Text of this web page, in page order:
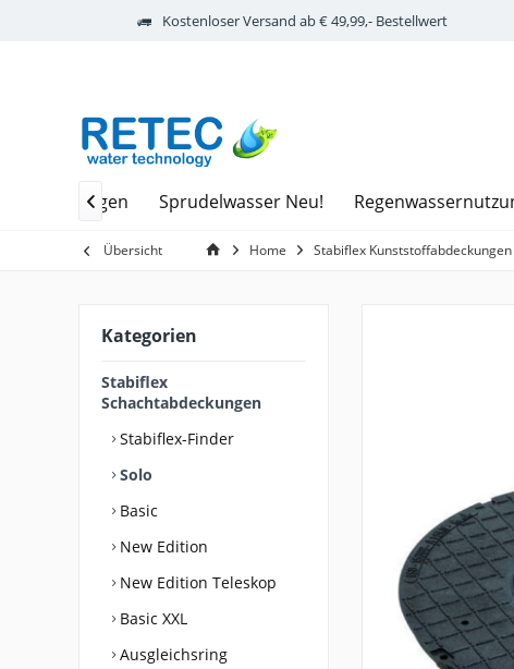
Kostenloser Versand ab € 49,99,- Bestellwert
Sprudelwasser Neu!

Übersicht Home Stabiflex Kunststoffabdeckungen
Kategorien
Stabiflex
Schachtabdeckungen
Stabiflex-Finder
Solo
Basic
New Edition
New Edition Teleskop
Basic XXL
Ausgleichsring